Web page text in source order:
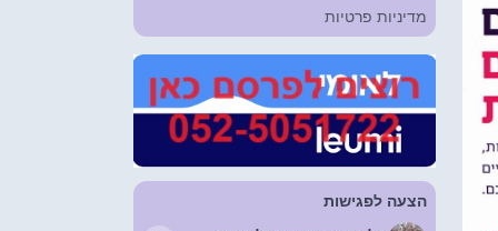
מדיניות פרטיות
הצעה לפגישות